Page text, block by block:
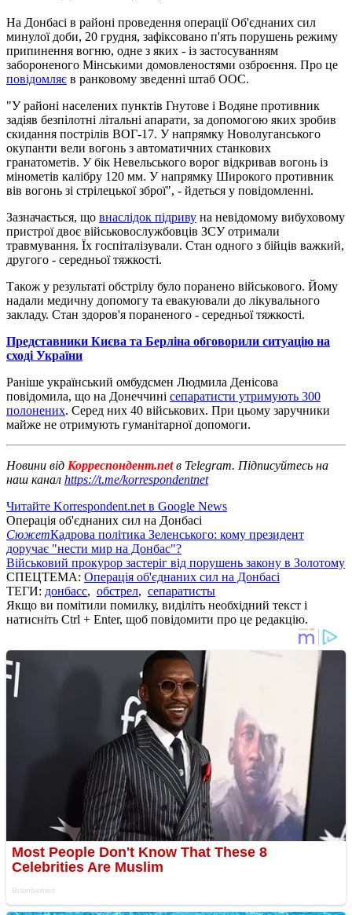
На Донбасі в районі проведення операції Об'єднаних сил
минулої доби, 20 грудня, зафіксовано п'ять порушень режиму
припинення вогню, одне з яких - із застосуванням
забороненого Мінськими домовленостями озброєння. Про це
повідомляє в ранковому зведенні штаб ООС.
"У районі населених пунктів Гнутове і Водяне противник
задіяв безпілотні літальні апарати, за допомогою яких зробив
скидання пострілів ВОГ-17. У напрямку Новолуганського
окупанти вели вогонь з автоматичних станкових
гранатометів. У бік Невельського ворог відкривав вогонь із
мінометів калібру 120 мм. У напрямку Широкого противник
вів вогонь зі стрілецької зброї", - йдеться у повідомленні.
Зазначається, що внаслідок підриву на невідомому вибуховому
пристрої двоє військовослужбовців ЗСУ отримали
травмування. Їх госпіталізували. Стан одного з бійців важкий,
другого - середньої тяжкості.
Також у результаті обстрілу було поранено військового. Йому
надали медичну допомогу та евакуювали до лікувального
закладу. Стан здоров'я пораненого - середньої тяжкості.
Представники Києва та Берліна обговорили ситуацію на
сході України
Раніше український омбудсмен Людмила Денісова
повідомила, що на Донеччині сепаратисти утримують 300
полонених. Серед них 40 військових. При цьому заручники
майже не отримують гуманітарної допомоги.
Новини від Корреспондент.netв Telegram. Підписуйтесь на
наш канал https://t.me/korrespondentnet
Читайте Korrespondent.net в Google News
Операція об'єднаних сил на Донбасі
СюжетКадрова політика Зеленського: кому президент
доручає "нести мир на Донбас"?
Військовий прокурор застеріг від порушень закону в Золотому
СПЕЦТЕМА: Операція об'єднаних сил на Донбасі
ТЕГИ: донбасс, обстрел, сепаратисты
Якщо ви помітили помилку, виділіть необхідний текст і
натисніть Ctrl + Enter, щоб повідомити про це редакцію.